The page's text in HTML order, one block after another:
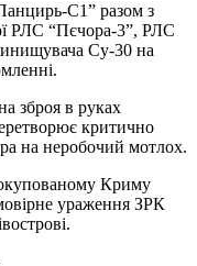
С1” разом з
РЛС “Пєчора-3”, РЛС
Су-30 на
зброя в руках
критично
на неробочий мотлох.
Криму
ураження ЗРК